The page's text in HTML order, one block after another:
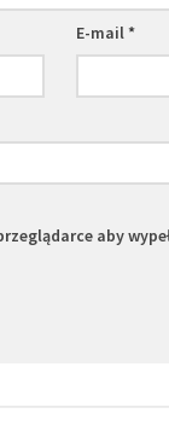
E-mail *
aby